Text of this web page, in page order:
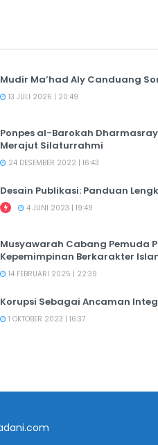
Mudir Ma’had Aly Canduang
13 JULI 2026 | 20:49
Ponpes al-Barokah
Merajut Silaturrahmi
24 DESEMBER 2022 | 16:43
Desain Publikasi: Panduan
4 JUNI 2023 | 19:49
Musyawarah Cabang Pemuda
Kepemimpinan Berkarakter
14 FEBRUARI 2025 | 22:39
Korupsi Sebagai Ancaman
1 OKTOBER 2023 | 16:37